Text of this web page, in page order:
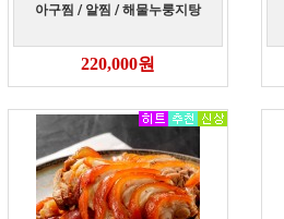
아구찜 / 알찜 / 해물누룽지탕
220,000원